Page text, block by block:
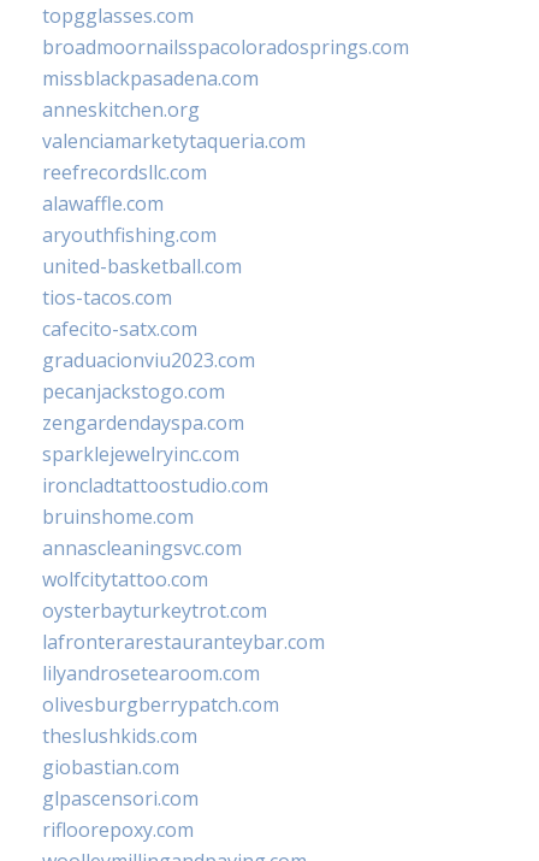
topgglasses.com
broadmoornailsspacoloradosprings.com
missblackpasadena.com
anneskitchen.org
valenciamarketytaqueria.com
reefrecordsllc.com
alawaffle.com
aryouthfishing.com
united-basketball.com
tios-tacos.com
cafecito-satx.com
graduacionviu2023.com
pecanjackstogo.com
zengardendayspa.com
sparklejewelryinc.com
ironcladtattoostudio.com
bruinshome.com
annascleaningsvc.com
wolfcitytattoo.com
oysterbayturkeytrot.com
lafronterarestauranteybar.com
lilyandrosetearoom.com
olivesburgberrypatch.com
theslushkids.com
giobastian.com
glpascensori.com
rifloorepoxy.com